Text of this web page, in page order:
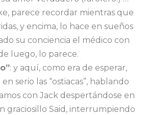
parece recordar mientras que
y encima, lo hace en sueños
su conciencia el médico con
luego, lo parece.
: y aquí, como era de esperar,
serio las “ostiacas”, hablando
con Jack despertándose en
graciosillo Said, interrumpiendo